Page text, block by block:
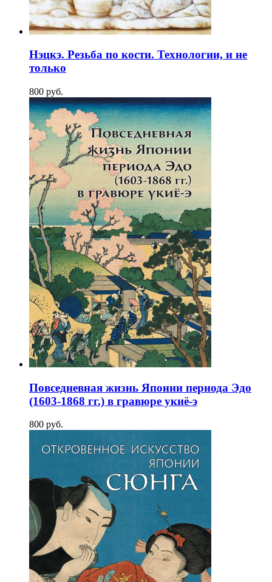
Нэцкэ. Резьба по кости. Технологии, и не
только
800 pуб.
Повседневная жизнь Японии периода Эдо
(1603-1868 гг.) в гравюре укиё-э
800 pуб.